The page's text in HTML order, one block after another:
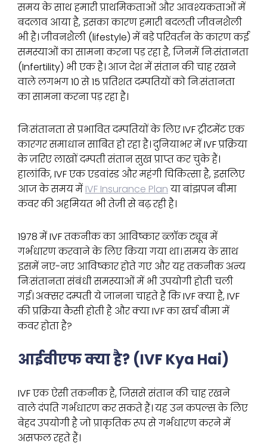
समय के साथ हमारी प्राथमिकताओं और आवश्यकताओं में
बदलाव आया है, इसका कारण हमारी बदलती जीवनशैली
भी है। जीवनशैली (lifestyle) में बड़े परिवर्तन के कारण कई
समस्याओं का सामना करना पड़ रहा है, जिनमें निःसंतानता
(Infertility) भी एक है। आज देश में संतान की चाह रखने
वाले लगभग 10 से 15 प्रतिशत दम्पतियों को निःसंतानता
का सामना करना पड़ रहा है।
निःसंतानता से प्रभावित दम्पतियों के लिए IVF ट्रीटमेंट एक
कारगर समाधान साबित हो रहा है। दुनियाभर में IVF प्रक्रिया
के ज़रिए लाखों दम्पती संतान सुख प्राप्त कर चुके हैं।
हालांकि, IVF एक एडवांस्ड और महंगी चिकित्सा है, इसलिए
आज के समय मेंIVF Insurance Planया बांझपन बीमा
कवर की अहमियत भी तेज़ी से बढ़ रही है।
1978 में IVF तकनीक का आविष्कार ब्लॉक ट्यूब में
गर्भधारण करवाने के लिए किया गया था। समय के साथ
इसमें नए-नए आविष्कार होते गए और यह तकनीक अन्य
निःसंतानता संबंधी समस्याओं में भी उपयोगी होती चली
गई। अक्सर दम्पती ये जानना चाहते हैं कि IVF क्या है, IVF
की प्रक्रिया कैसी होती है और क्या IVF का खर्च बीमा में
कवर होता है?
आईवीएफ क्या है? (IVF Kya Hai)
IVF एक ऐसी तकनीक है, जिससे संतान की चाह रखने
वाले दंपति गर्भधारण कर सकते हैं। यह उन कपल्स के लिए
बेहद उपयोगी है जो प्राकृतिक रूप से गर्भधारण करने में
असफल रहते हैं।